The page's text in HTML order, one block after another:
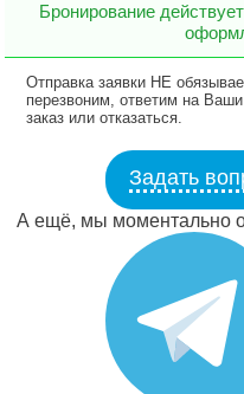
Бронирование
Отправка заявки НЕ
перезвоним, ответим на
заказ или отказаться.
Задать
А ещё, мы моментально